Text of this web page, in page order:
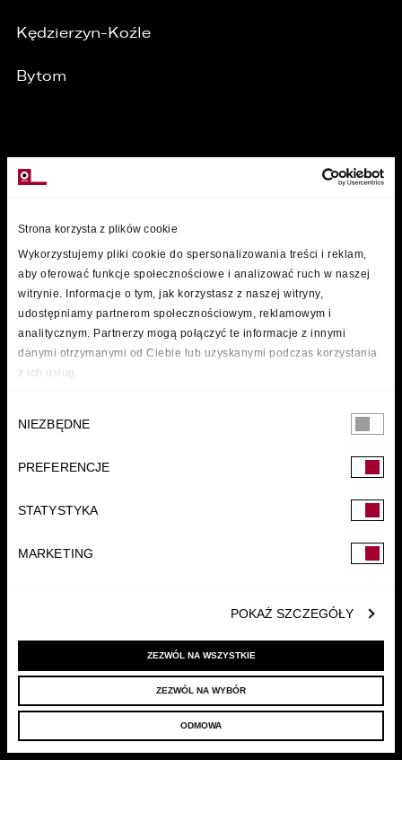
Strona korzysta z plików cookie
Wykorzystujemy pliki cookie do spersonalizowania treści i reklam,
aby oferować funkcje społecznościowe i analizować ruch w naszej
witrynie. Informacje o tym, jak korzystasz z naszej witryny,
udostępniamy partnerom społecznościowym, reklamowym i
analitycznym. Partnerzy mogą połączyć te informacje z innymi
danymi otrzymanymi od Ciebie lub uzyskanymi podczas korzystania
z ich usług.
zgody
NIEZBĘDNE
PREFERENCJE
STATYSTYKA
MARKETING
POKAŻ SZCZEGÓŁY
ZEZWÓL NA WSZYSTKIE
ZEZWÓL NA WYBÓR
ODMOWA
Kędzierzyn-Koźle
Bytom
MARKI
FUNDACJA
POLITYKA PRYWATNOŚCI